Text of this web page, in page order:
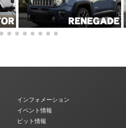
インフォメーション
イベント情報
ピット情報